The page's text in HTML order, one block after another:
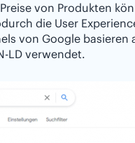
von Produkten
die User
von Google
LD verwendet.